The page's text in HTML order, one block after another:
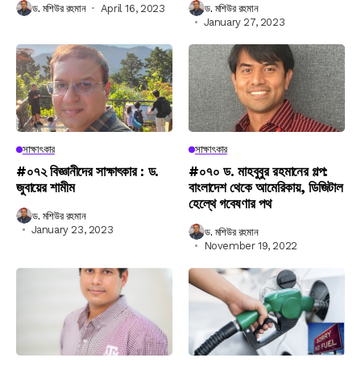
ড. মশিউর রহমান April 16, 2023
ড. মশিউর রহমান
January 27, 2023
সাক্ষাৎকার
#০৭২ বিজ্ঞানীদের সাক্ষাৎকার : ড.
জুবায়ের শামীম
ড. মশিউর রহমান
January 23, 2023
সাক্ষাৎকার
#০৭০ ড. মাহবুবুর রহমানের গল্প:
বাংলাদেশ থেকে আমেরিকায়, ডিজিটাল
হেল্থে গবেষণার পথ
ড. মশিউর রহমান
November 19, 2022